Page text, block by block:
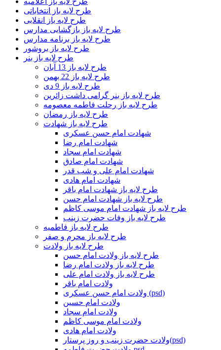
طرح لایه باز انتخاباتی
طرح لایه باز انقلابی
طرح لایه باز بازگشایی مدارس
طرح لایه باز برنامه مدارس
طرح لایه باز بروشور
طرح لایه باز بنر
طرح لایه باز 13 آبان
طرح لایه باز 22 بهمن
طرح لایه باز 9 دی
طرح لایه باز بنر گرامی داشت زائرین
طرح لایه باز رحلت فاطمه معصومه
طرح لایه باز رمضان
طرح لایه باز شهادت
شهادت امام حسن عسکری
شهادت امام رضا
شهادت امام سجاد
شهادت امام صادق
شهادت امام علی و شب قدر
شهادت امام هادی
طرح لایه باز شهادت امام باقر
طرح لایه باز شهادت امام حسن
طرح لایه باز شهادت امام موسی کاظم
طرح لایه باز وفات حضرت زینب
طرح لایه باز فاطمیه
طرح لایه باز محرم و صفر
طرح لایه باز ولادت
طرح لایه باز ولادت امام حسن
طرح لایه باز ولادت امام رضا
طرح لایه باز ولادت امام علی
ولادت امام باقر
ولادت امام حسن عسکری (psd)
ولادت امام حسین
ولادت امام سجاد
ولادت امام موسی کاظم
ولادت امام هادی
ولادت حضرت زینب و روز پرستار(psd)